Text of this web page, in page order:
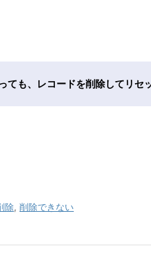
ても、レコードを削除してリセ
除, 削除できない